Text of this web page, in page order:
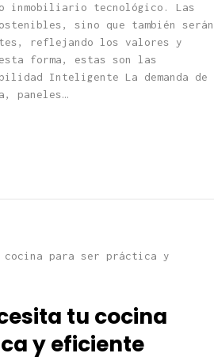
inmobiliario tecnológico. Las
sino que también serán
reflejando los valores y
forma, estas son las
Inteligente La demanda de
paneles…
tu cocina
y eficiente